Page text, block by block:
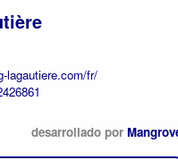
lagautiere.com/fr/
desarrollado por